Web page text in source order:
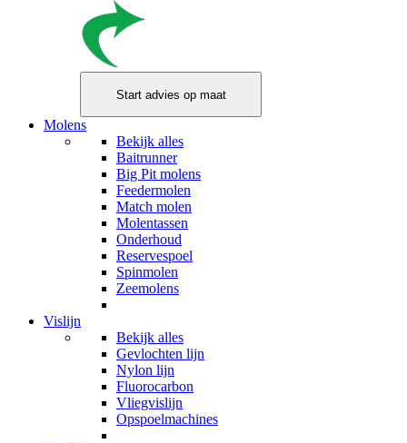
Molens
Bekijk alles
Baitrunner
Big Pit molens
Feedermolen
Match molen
Molentassen
Onderhoud
Reservespoel
Spinmolen
Zeemolens
Vislijn
Bekijk alles
Gevlochten lijn
Nylon lijn
Fluorocarbon
Vliegvislijn
Opspoelmachines